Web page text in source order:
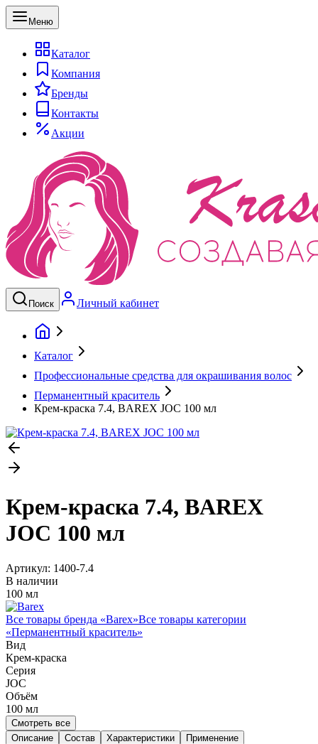
Меню
Каталог
Компания
Бренды
Контакты
Акции
Поиск Личный кабинет
Каталог
Профессиональные средства для окрашивания волос
Перманентный краситель
Крем-краска 7.4, BAREX JOC 100 мл
Крем-краска 7.4, BAREX
JOC 100 мл
Артикул: 1400-7.4
В наличии
100 мл
Все товары бренда «Barex»Все товары категории
«Перманентный краситель»
Вид
Крем-краска
Серия
JOC
Объём
100 мл
Смотреть все
Описание
Состав Характеристики Применение